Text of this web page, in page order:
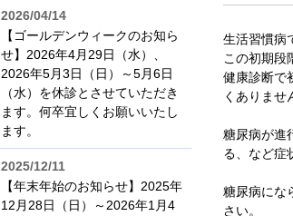
生活習慣病
この初期段
健康診断で
くありませ
糖尿病が進
る、など症
糖尿病にな
さい。
2026/04/14
【ゴールデンウィークのお知ら
せ】2026年4月29日（水）、
2026年5月3日（日）～5月6日
（水）を休診とさせていただき
ます。何卒宜しくお願いいたし
ます。
2025/12/11
【年末年始のお知らせ】2025年
12月28日（日）～2026年1月4